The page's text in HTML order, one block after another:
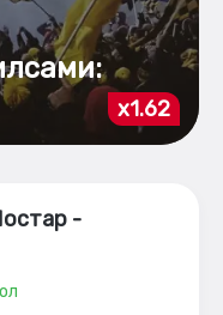
x1.62
-